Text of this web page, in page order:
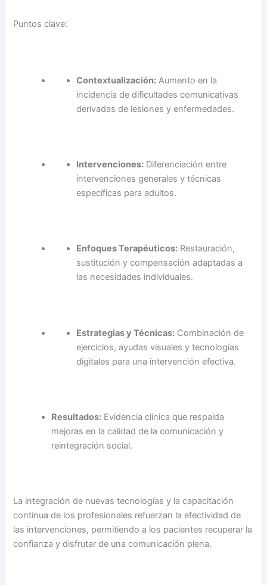
Puntos clave:
Contextualización: Aumento en la
incidencia de dificultades comunicativas
derivadas de lesiones y enfermedades.
Intervenciones: Diferenciación entre
intervenciones generales y técnicas
específicas para adultos.
Enfoques Terapéuticos: Restauración,
sustitución y compensación adaptadas a
las necesidades individuales.
Estrategias y Técnicas: Combinación de
ejercicios, ayudas visuales y tecnologías
digitales para una intervención efectiva.
Resultados: Evidencia clínica que respalda
mejoras en la calidad de la comunicación y
reintegración social.
La integración de nuevas tecnologías y la capacitación
continua de los profesionales refuerzan la efectividad de
las intervenciones, permitiendo a los pacientes recuperar la
confianza y disfrutar de una comunicación plena.